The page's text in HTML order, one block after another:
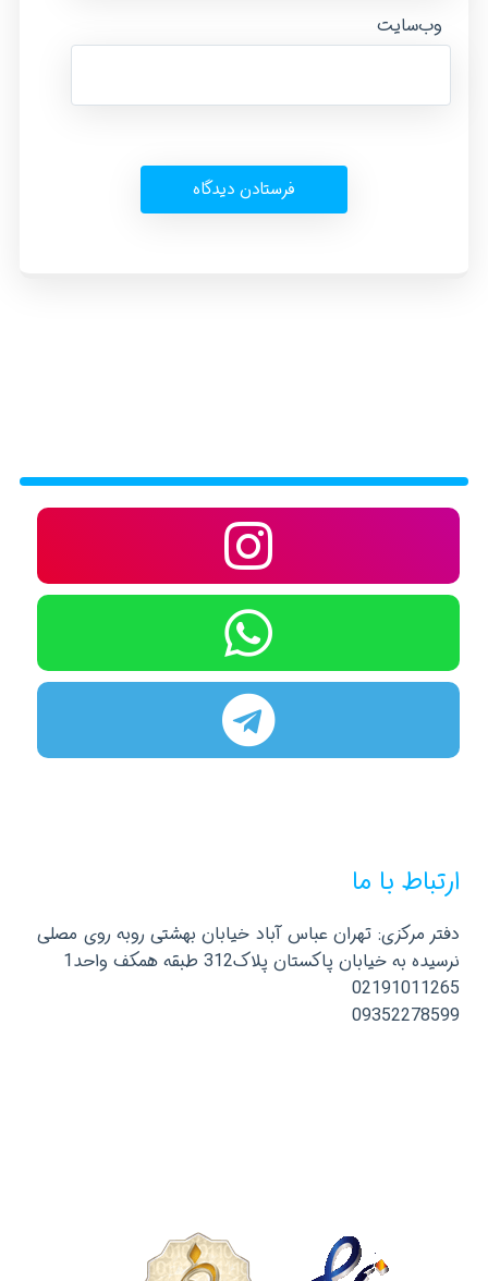
وب‌سایت
ارتباط با ما
دفتر مرکزی: تهران عباس آباد خیابان بهشتی روبه روی مصلی
نرسیده به خیابان پاکستان پلاک312 طبقه همکف واحد1
02191011265
09352278599